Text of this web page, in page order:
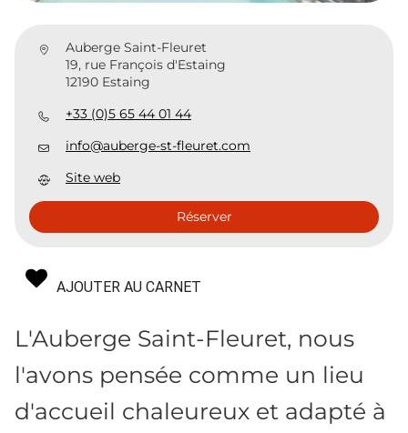
Auberge Saint-Fleuret
19, rue François d'Estaing
12190 Estaing
+33 (0)5 65 44 01 44
info@auberge-st-fleuret.com
Site web
Réserver
AJOUTER AU CARNET
L'Auberge Saint-Fleuret, nous
l'avons pensée comme un lieu
d'accueil chaleureux et adapté à